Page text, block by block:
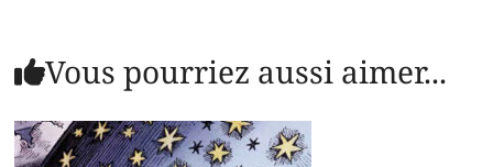
Vous pourriez aussi aimer...